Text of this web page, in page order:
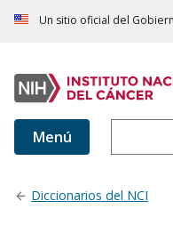
Un sitio oficial del
Menú
Diccionarios del NCI